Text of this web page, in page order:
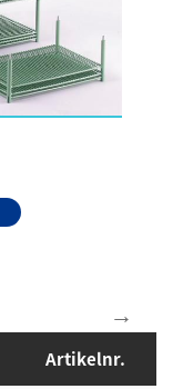
Artikelnr.